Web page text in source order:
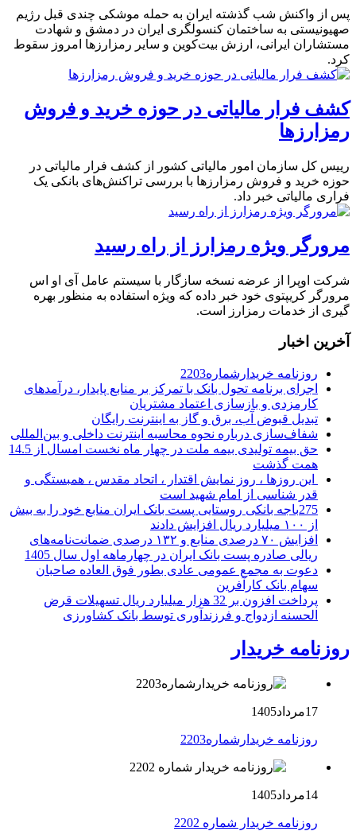
پس از واکنش شب گذشته ایران به حمله موشکی چندی قبل رژیم
صهیونیستی به ساختمان کنسولگری ایران در دمشق و شهادت
مستشاران ایرانی، ارزش بیت‌کوین و سایر رمزارزها امروز سقوط
کرد.
کشف فرار مالیاتی در حوزه خرید و فروش
رمزارزها
رییس کل سازمان امور مالیاتی کشور از کشف فرار مالیاتی در
حوزه خرید و فروش رمزارزها با بررسی تراکنش‌های بانکی یک
فراری مالیاتی خبر داد.
مرورگر ویژه رمزارز از راه رسید
شرکت اوپرا از عرضه نسخه سازگار با سیستم عامل آی او اس
مرورگر کریپتوی خود خبر داده که ویژه استفاده به منظور بهره
گیری از خدمات رمزارز است.
آخرین اخبار
روزنامه خریدارشماره2203
اجرای برنامه تحول بانک با تمرکز بر منابع پایدار، درآمدهای
کارمزدی و بازسازی اعتماد مشتریان
تبدیل قبوض آب، برق و گاز به اینترنت رایگان
شفاف‌سازی درباره نحوه محاسبه اینترنت داخلی و بین‌المللی
حق بیمه تولیدی بیمه ملت در چهار ماه نخست امسال از 14.5
همت گذشت
این روزها ، روز نمایش اقتدار ، اتحاد مقدس ، همبستگی و
قدر شناسی از امام شهید است
275باجه بانکی روستایی پست بانک ایران منابع خود را به بیش
از ۱۰۰ میلیارد ریال افزایش دادند
افزایش ۷۰ درصدی منابع و ۱۳۲ درصدی ضمانت‌نامه‌های
ریالی صادره پست بانک ایران در چهارماهه اول سال 1405
دعوت به مجمع عمومی عادی بطور فوق العاده صاحبان
سهام بانک کارآفرین
پرداخت افزون بر 32 هزار میلیارد ریال تسهیلات قرض
الحسنه ازدواج و فرزندآوری توسط بانک کشاورزی
روزنامه خریدار
17مرداد1405
روزنامه خریدارشماره2203
14مرداد1405
روزنامه خریدار شماره 2202